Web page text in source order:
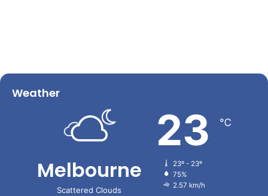
Weather
Melbourne
Scattered Clouds
23 ℃
23º - 23º
75%
2.57 km/h